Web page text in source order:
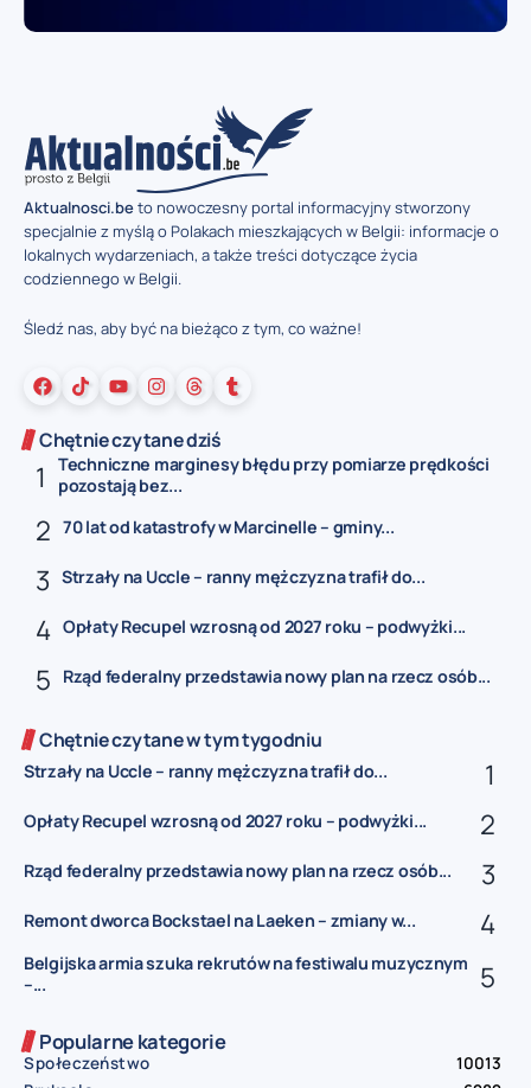
Aktualnosci.beto nowoczesny portal informacyjny stworzony
specjalnie z myślą o Polakach mieszkających w Belgii: informacje o
lokalnych wydarzeniach, a także treści dotyczące życia
codziennego w Belgii.
Śledź nas, aby być na bieżąco z tym, co ważne!
Chętnie czytane dziś
Techniczne marginesy błędu przy pomiarze prędkości
pozostają bez...
70 lat od katastrofy w Marcinelle – gminy...
Strzały na Uccle – ranny mężczyzna trafił do...
Opłaty Recupel wzrosną od 2027 roku – podwyżki...
Rząd federalny przedstawia nowy plan na rzecz osób...
Chętnie czytane w tym tygodniu
Strzały na Uccle – ranny mężczyzna trafił do...
Opłaty Recupel wzrosną od 2027 roku – podwyżki...
Rząd federalny przedstawia nowy plan na rzecz osób...
Remont dworca Bockstael na Laeken – zmiany w...
Belgijska armia szuka rekrutów na festiwalu muzycznym
–...
Popularne kategorie
Społeczeństwo
10013